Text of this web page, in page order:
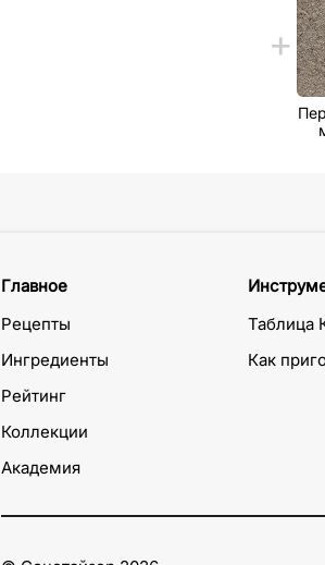
Главное
Рецепты
Ингредиенты
Рейтинг
Коллекции
Академия
Таблица
Как